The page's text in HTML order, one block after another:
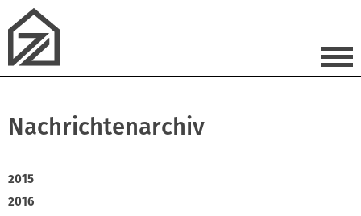
Nachrichtenarchiv
2015
2016